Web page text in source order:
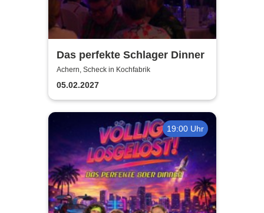
Das perfekte Schlager Dinner
Achern, Scheck in Kochfabrik
05.02.2027
19:00 Uhr